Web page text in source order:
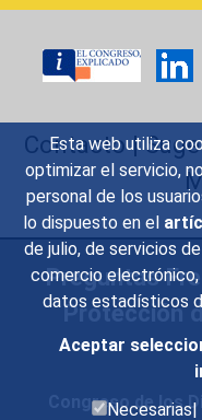
Esta web utiliza
optimizar el servicio,
personal de los
lo dispuesto en el
de julio, de servicios
comercio electrónico,
datos estadísticos
Aceptar
Necesarias|
Contacto|
Preguntas
Protección
Congreso de los